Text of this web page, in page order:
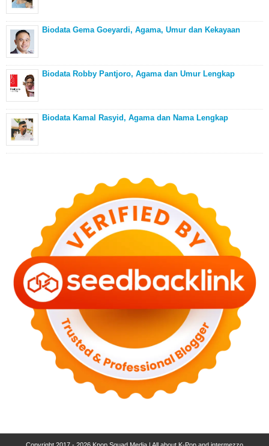
Biodata Gema Goeyardi, Agama, Umur dan Kekayaan
Biodata Robby Pantjoro, Agama dan Umur Lengkap
Biodata Kamal Rasyid, Agama dan Nama Lengkap
Copyright 2017 - 2026 Kpop Squad Media | All about K-Pop and intermezzo